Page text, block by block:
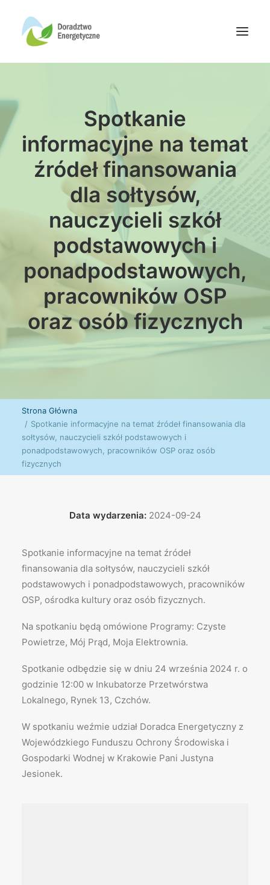
Wydarzenia
Oferta finansowania
Wiedza
Kontakt
Wyszukiwanie
Spotkanie
informacyjne na temat
źródeł finansowania
dla sołtysów,
nauczycieli szkół
podstawowych i
ponadpodstawowych,
pracowników OSP
oraz osób fizycznych
Strona Główna
Spotkanie informacyjne na temat źródeł finansowania dla
sołtysów, nauczycieli szkół podstawowych i
ponadpodstawowych, pracowników OSP oraz osób
fizycznych
Data wydarzenia:2024-09-24
Spotkanie informacyjne na temat źródeł
finansowania dla sołtysów, nauczycieli szkół
podstawowych i ponadpodstawowych, pracowników
OSP, ośrodka kultury oraz osób fizycznych.
Na spotkaniu będą omówione Programy: Czyste
Powietrze, Mój Prąd, Moja Elektrownia.
Spotkanie odbędzie się w dniu 24 września 2024 r. o
godzinie 12:00 w Inkubatorze Przetwórstwa
Lokalnego, Rynek 13, Czchów.
W spotkaniu weźmie udział Doradca Energetyczny z
Wojewódzkiego Funduszu Ochrony Środowiska i
Gospodarki Wodnej w Krakowie Pani Justyna
Jesionek.